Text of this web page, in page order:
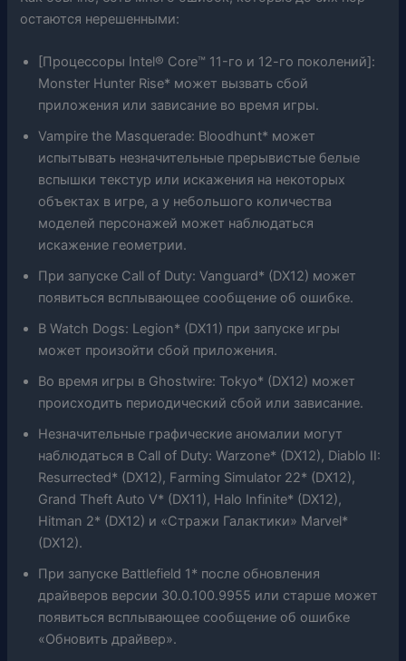
остаются нерешенными:
[Процессоры Intel® Core™ 11-го и 12-го поколений]:
Monster Hunter Rise* может вызвать сбой
приложения или зависание во время игры.
Vampire the Masquerade: Bloodhunt* может
испытывать незначительные прерывистые белые
вспышки текстур или искажения на некоторых
объектах в игре, а у небольшого количества
моделей персонажей может наблюдаться
искажение геометрии.
При запуске Call of Duty: Vanguard* (DX12) может
появиться всплывающее сообщение об ошибке.
В Watch Dogs: Legion* (DX11) при запуске игры
может произойти сбой приложения.
Во время игры в Ghostwire: Tokyo* (DX12) может
происходить периодический сбой или зависание.
Незначительные графические аномалии могут
наблюдаться в Call of Duty: Warzone* (DX12), Diablo II:
Resurrected* (DX12), Farming Simulator 22* (DX12),
Grand Theft Auto V* (DX11), Halo Infinite* (DX12),
Hitman 2* (DX12) и «Стражи Галактики» Marvel*
(DX12).
При запуске Battlefield 1* после обновления
драйверов версии 30.0.100.9955 или старше может
появиться всплывающее сообщение об ошибке
«Обновить драйвер».